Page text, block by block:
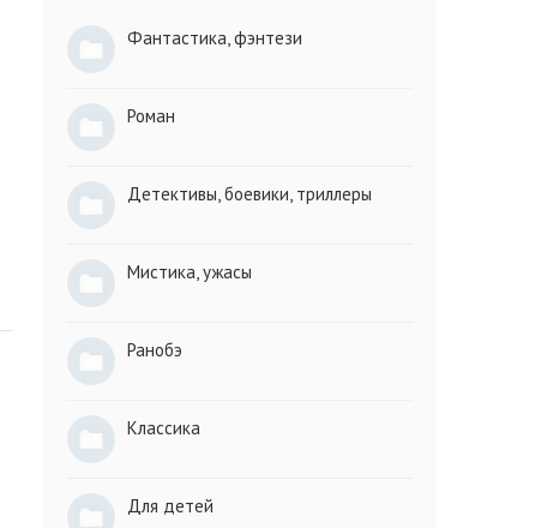
Фантастика, фэнтези
Роман
Детективы, боевики, триллеры
Мистика, ужасы
Ранобэ
Классика
Для детей